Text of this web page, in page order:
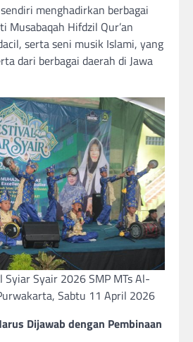
menghadirkan berbagai
Musabaqah Hifdzil Qur’an
serta seni musik Islami, yang
dari berbagai daerah di Jawa
Syiar Syair 2026 SMP MTs Al-
Sabtu 11 April 2026
Dijawab dengan Pembinaan